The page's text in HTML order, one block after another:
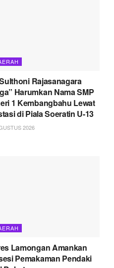
Rajasanagara
Harumkan Nama SMP
1 Kembangbahu Lewat
di Piala Soeratin U-13
2026
Lamongan Amankan
Pemakaman Pendaki